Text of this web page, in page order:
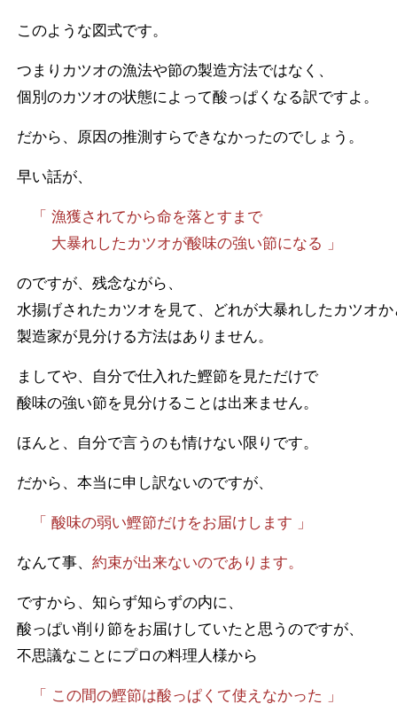
このような図式です。
つまりカツオの漁法や節の製造方法ではなく、
個別のカツオの状態によって酸っぱくなる訳ですよ。
だから、原因の推測すらできなかったのでしょう。
早い話が、
「 漁獲されてから命を落とすまで
大暴れしたカツオが酸味の強い節になる 」
のですが、残念ながら、
水揚げされたカツオを見て、どれが大暴れしたカツオ
製造家が見分ける方法はありません。
ましてや、自分で仕入れた鰹節を見ただけで
酸味の強い節を見分けることは出来ません。
ほんと、自分で言うのも情けない限りです。
だから、本当に申し訳ないのですが、
「 酸味の弱い鰹節だけをお届けします 」
なんて事、 約束が出来ないのであります。
ですから、知らず知らずの内に、
酸っぱい削り節をお届けしていたと思うのですが、
不思議なことにプロの料理人様から
「 この間の鰹節は酸っぱくて使えなかった 」